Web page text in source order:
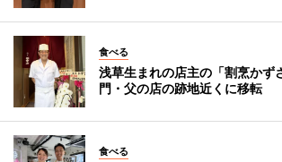
食べる
浅草生まれの店主の「割烹かず
門・父の店の跡地近くに移転
食べる